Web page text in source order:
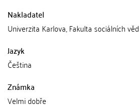
Nakladatel
Univerzita Karlova, Fakulta sociálních věd
Jazyk
Čeština
Známka
Velmi dobře